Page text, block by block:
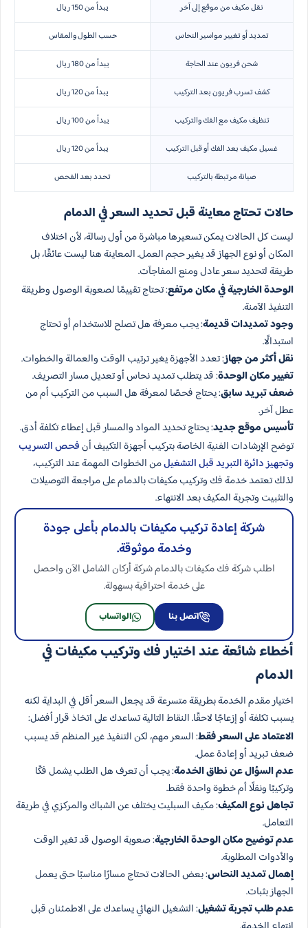
نقل مكيف من موقع إلى آخر
يبدأ من 150 ريال
تمديد أو تغيير مواسير النحاس
حسب الطول والمقاس
شحن فريون عند الحاجة
يبدأ من 180 ريال
كشف تسرب فريون بعد التركيب
يبدأ من 120 ريال
تنظيف مكيف مع الفك والتركيب
يبدأ من 100 ريال
غسيل مكيف بعد الفك أو قبل التركيب
يبدأ من 120 ريال
صيانة مرتبطة بالتركيب
تحدد بعد الفحص
حالات تحتاج معاينة قبل تحديد السعر في الدمام
ليست كل الحالات يمكن تسعيرها مباشرة من أول رسالة، لأن اختلاف
المكان أو نوع الجهاز قد يغير حجم العمل. المعاينة هنا ليست عائقًا، بل
طريقة لتحديد سعر عادل ومنع المفاجآت.
الوحدة الخارجية في مكان مرتفع: تحتاج تقييمًا لصعوبة الوصول وطريقة
التنفيذ الآمنة.
وجود تمديدات قديمة: يجب معرفة هل تصلح للاستخدام أو تحتاج
استبدالًا.
نقل أكثر من جهاز: تعدد الأجهزة يغير ترتيب الوقت والعمالة والخطوات.
تغيير مكان الوحدة: قد يتطلب تمديد نحاس أو تعديل مسار التصريف.
ضعف تبريد سابق: يحتاج فحصًا لمعرفة هل السبب من التركيب أم من
عطل آخر.
تأسيس موقع جديد: يحتاج تحديد المواد والمسار قبل إعطاء تكلفة أدق.
توضح الإرشادات الفنية الخاصة بتركيب أجهزة التكييف أنفحص التسريب
وتجهيز دائرة التبريد قبل التشغيلمن الخطوات المهمة عند التركيب،
لذلك تعتمد خدمة فك وتركيب مكيفات بالدمام على مراجعة التوصيلات
والتثبيت وتجربة المكيف بعد الانتهاء.
شركة إعادة تركيب مكيفات بالدمام بأعلى جودة
وخدمة موثوقة.
اطلب شركة فك مكيفات بالدمام شركة أركان الشامل الآن واحصل
على خدمة احترافية بسهولة.
اتصل بنا الواتساب
أخطاء شائعة عند اختيار فك وتركيب مكيفات في
الدمام
اختيار مقدم الخدمة بطريقة متسرعة قد يجعل السعر أقل في البداية لكنه
يسبب تكلفة أو إزعاجًا لاحقًا. النقاط التالية تساعدك على اتخاذ قرار أفضل:
الاعتماد على السعر فقط: السعر مهم، لكن التنفيذ غير المنظم قد يسبب
ضعف تبريد أو إعادة عمل.
عدم السؤال عن نطاق الخدمة: يجب أن تعرف هل الطلب يشمل فكًا
وتركيبًا ونقلًا أم خطوة واحدة فقط.
تجاهل نوع المكيف: مكيف السبليت يختلف عن الشباك والمركزي في طريقة
التعامل.
عدم توضيح مكان الوحدة الخارجية: صعوبة الوصول قد تغير الوقت
والأدوات المطلوبة.
إهمال تمديد النحاس: بعض الحالات تحتاج مسارًا مناسبًا حتى يعمل
الجهاز بثبات.
عدم طلب تجربة تشغيل: التشغيل النهائي يساعدك على الاطمئنان قبل